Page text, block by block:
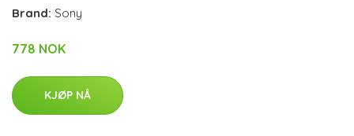
Brand: Sony
778 NOK
KJØP NÅ